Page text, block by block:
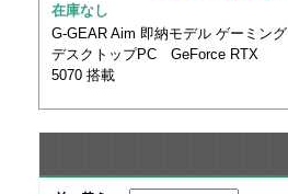
在庫なし
G-GEAR Aim 即納モデル ゲーミング
デスクトップPC GeForce RTX
5070 搭載